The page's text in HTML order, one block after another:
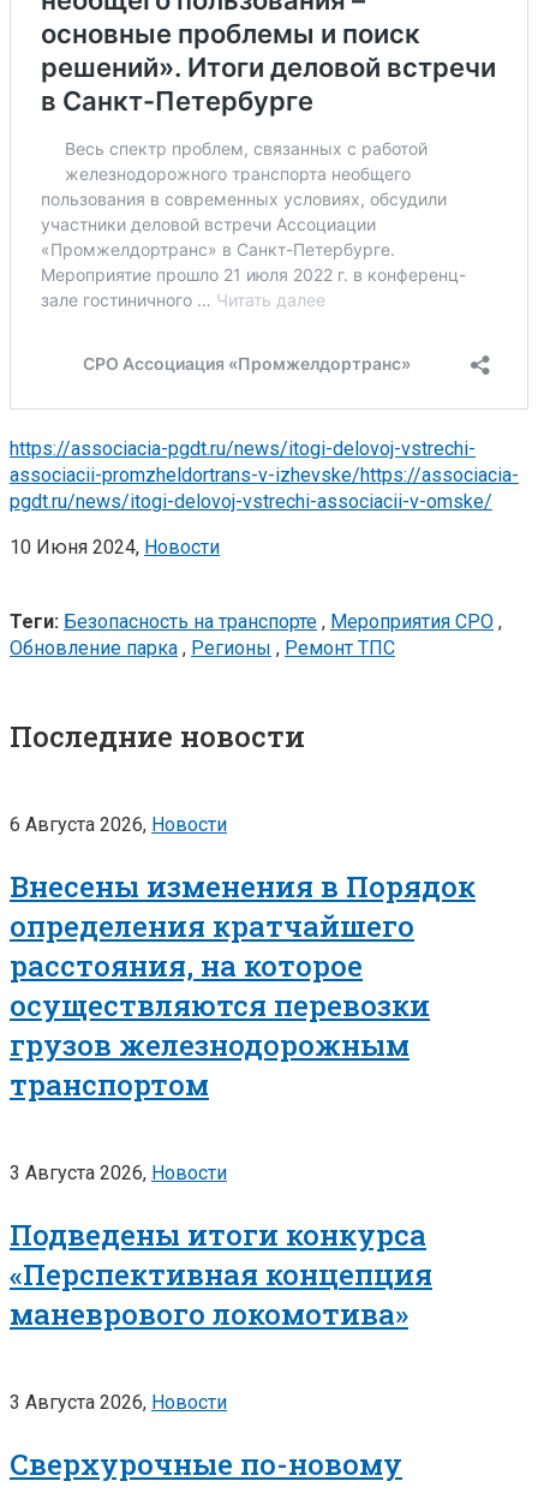
https://associacia-pgdt.ru/news/itogi-delovoj-vstrechi-
associacii-promzheldortrans-v-izhevske/https://associacia-
pgdt.ru/news/itogi-delovoj-vstrechi-associacii-v-omske/
10 Июня 2024, Новости
Теги: Безопасность на транспорте , Мероприятия СРО ,
Обновление парка , Регионы , Ремонт ТПС
Последние новости
6 Августа 2026, Новости
Внесены изменения в Порядок
определения кратчайшего
расстояния, на которое
осуществляются перевозки
грузов железнодорожным
транспортом
3 Августа 2026, Новости
Подведены итоги конкурса
«Перспективная концепция
маневрового локомотива»
3 Августа 2026, Новости
Сверхурочные по-новому